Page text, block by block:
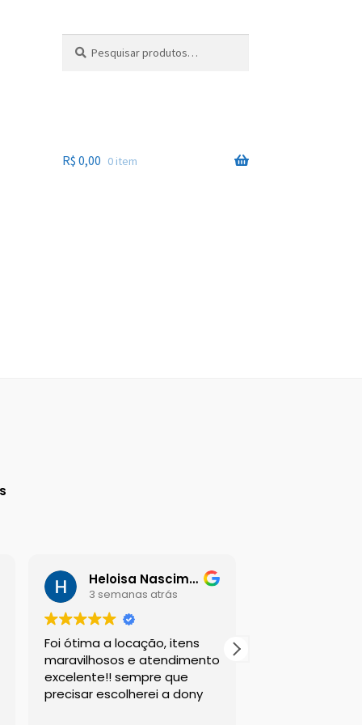
por:
R$ 0,00 0 item
Heloisa Nascimento
3 semanas atrás
Foi ótima a locação, itens
maravilhosos e atendimento
excelente!! sempre que
precisar escolherei a dony